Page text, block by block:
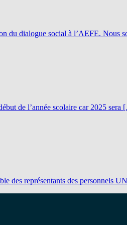
du dialogue social à l’AEFE. Nous
de l’année scolaire car 2025
des représentants des personnels